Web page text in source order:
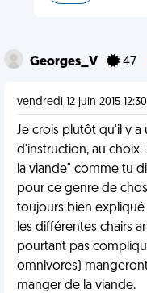
Georges_V 47
vendredi 12 juin 2015 12:30
Je crois plutôt qu'il y
d'instruction, au choix.
la viande" comme tu
pour ce genre de
toujours bien
les différentes chairs
pourtant pas
omnivores)
manger de la viande.